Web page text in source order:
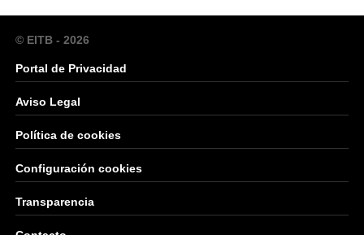
© EITB - 2026
Portal de Privacidad
Aviso Legal
Política de cookies
Configuración cookies
Transparencia